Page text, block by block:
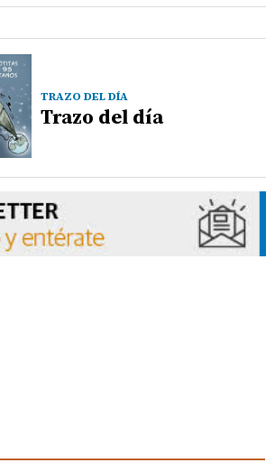
TRAZO DEL DÍA
Trazo del día